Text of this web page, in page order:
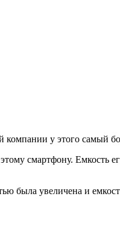
компании у этого самый
смартфону. Емкость
была увеличена и